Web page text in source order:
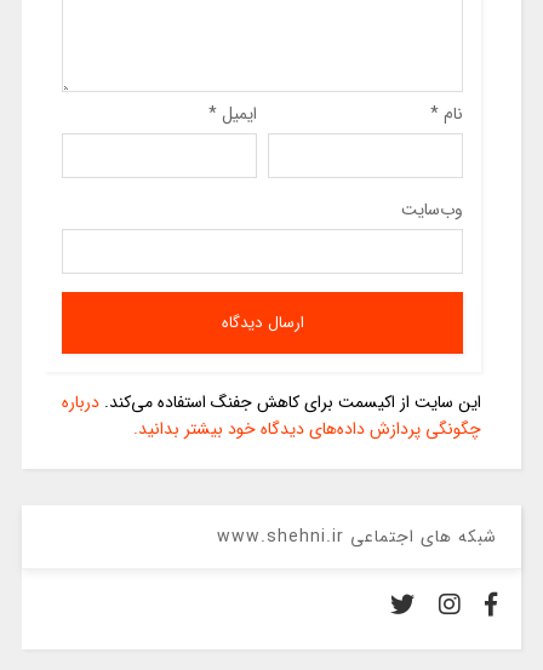
نام* ایمیل*
وب‌سایت
این سایت از اکیسمت برای کاهش جفنگ استفاده می‌کند. درباره
چگونگی پردازش داده‌های دیدگاه خود بیشتر بدانید.
شبکه های اجتماعی www.shehni.ir